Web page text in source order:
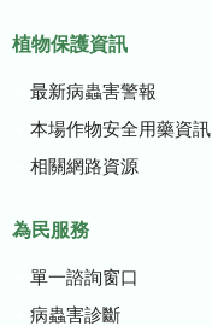
植物保護資訊
最新病蟲害警報
本場作物安全用藥資訊
相關網路資源
為民服務
單一諮詢窗口
病蟲害診斷